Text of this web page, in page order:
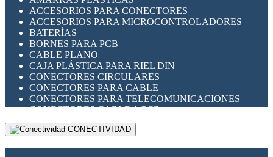
INDICADORES PARA PANEL
INTERFACES DE RELÉ
INTERRUPTORES FIN DE CARRERA
LLAVES CONMUTADORAS
MEDIDORES DE ENERGÍA Y TC'S DE CORRIENTE
MOTORES PASO A PASO
PANTALLAS HMI
PLC -CONTROLADORES LÓGICO PROGRAMABLES
PROGRAMADORES DE HORARIO
RELÉS DE PROTECCIÓN
SENSORES CAPACITIVOS
ACCESORIOS PARA CONECTORES
ACCESORIOS PARA MICROCONTROLADORES
BATERÍAS
BORNES PARA PCB
CABLE PLANO
CAJA PLÁSTICA PARA RIEL DIN
CONECTORES CIRCULARES
CONECTORES PARA CABLE
CONECTORES PARA TELECOMUNICACIONES
CONECTORES CABLE A PCB
CONECTORES PCB A CABLE
DIP SWITCHESCONECTIVIDAD